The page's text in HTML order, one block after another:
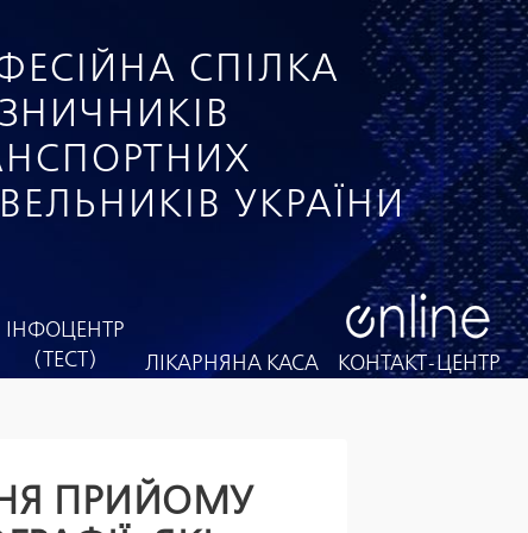
СПІЛКА
УКРАЇНИ
ІНФОЦЕНТР
(ТЕСТ)
ЛІКАРНЯНА КАСА КОНТАКТ-ЦЕНТР
ПРИЙОМУ